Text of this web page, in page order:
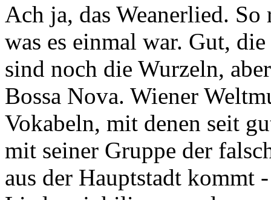
Ach ja, das Weanerlied.
was es einmal war. Gut,
sind noch die Wurzeln,
Bossa Nova. Wiener
Vokabeln, mit denen seit
mit seiner Gruppe der
aus der Hauptstadt kommt